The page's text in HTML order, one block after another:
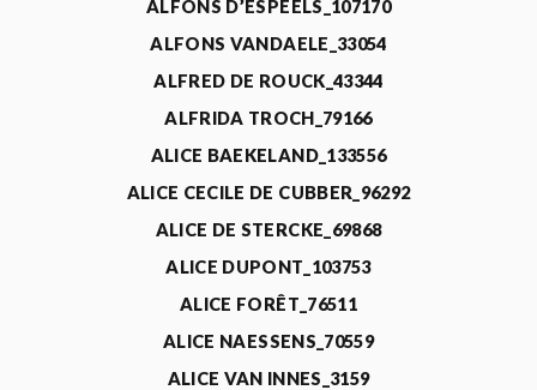
ALFONS D’ESPEELS_107170
ALFONS VANDAELE_33054
ALFRED DE ROUCK_43344
ALFRIDA TROCH_79166
ALICE BAEKELAND_133556
ALICE CECILE DE CUBBER_96292
ALICE DE STERCKE_69868
ALICE DUPONT_103753
ALICE FORÊT_76511
ALICE NAESSENS_70559
ALICE VAN INNES_3159